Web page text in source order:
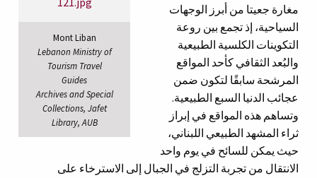
Mont Liban
Lebanon Ministry of
Tourism Travel
Guides
Archives and Special
Collections, Jafet
Library, AUB
مغارة جعيتا من أبرز الوجهات
السياحية، إذ تجمع بين روعة
التكوينات الكلسية الطبيعية
والبُعد الثقافي كأحد المواقع
المرشحة سابقًا لتكون ضمن
عجائب الدنيا السبع الطبيعية.
وتساهم هذه المواقع في إبراز
ثراء المشهد الطبيعي اللبناني،
حيث يمكن للسائح في يوم واحد
الانتقال من تجربة التزلج في الجبال إلى الاسترخاء على